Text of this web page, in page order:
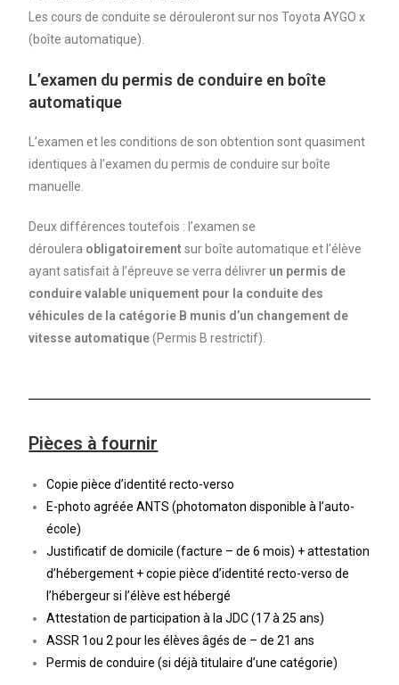
Les cours de conduite se dérouleront sur nos Toyota AYGO x
(boîte automatique).
L’examen du permis de conduire en boîte
automatique
L’examen et les conditions de son obtention sont quasiment
identiques à l’examen du permis de conduire sur boîte
manuelle.
Deux différences toutefois : l’examen se
déroulera obligatoirement sur boîte automatique et l’élève
ayant satisfait à l’épreuve se verra délivrer un permis de
conduire valable uniquement pour la conduite des
véhicules de la catégorie B munis d’un changement de
vitesse automatique(Permis B restrictif).
Pièces à fournir
Copie pièce d’identité recto-verso
E-photo agréée ANTS (photomaton disponible à l’auto-
école)
Justificatif de domicile (facture – de 6 mois) + attestation
d’hébergement + copie pièce d’identité recto-verso de
l’hébergeur si l’élève est hébergé
Attestation de participation à la JDC (17 à 25 ans)
ASSR 1ou 2 pour les élèves âgés de – de 21 ans
Permis de conduire (si déjà titulaire d’une catégorie)